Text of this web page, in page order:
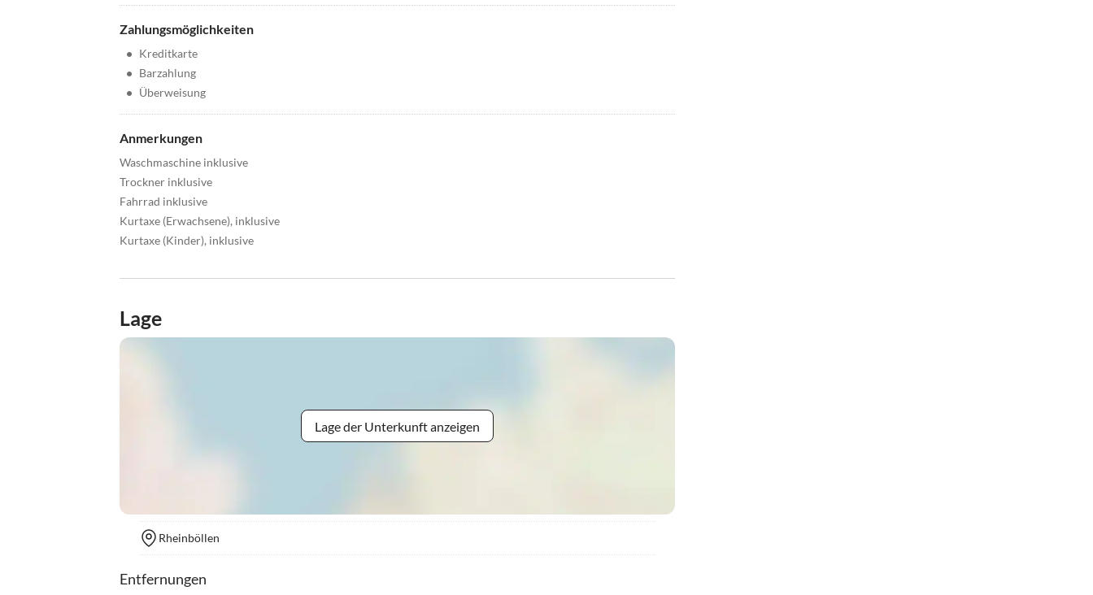
Zahlungsmöglichkeiten
• Kreditkarte
• Barzahlung
• Überweisung
Anmerkungen
Waschmaschine inklusive
Trockner inklusive
Fahrrad inklusive
Kurtaxe (Erwachsene), inklusive
Kurtaxe (Kinder), inklusive
Lage
Lage der Unterkunft anzeigen
Rheinböllen
Entfernungen